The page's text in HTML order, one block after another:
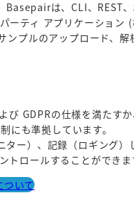
Basepairは、CLI、REST
ーティ アプリケーション
プルのアップロード、解
び GDPRの仕様を満たす
にも準拠しています。
ー）、記録（ロギング
ロールすることができま
ついて